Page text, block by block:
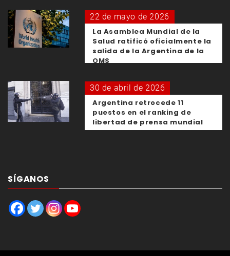
22 de mayo de 2026
La Asamblea Mundial de la
Salud ratificó oficialmente la
salida de la Argentina de la
OMS
30 de abril de 2026
Argentina retrocede 11
puestos en el ranking de
libertad de prensa mundial
SÍGANOS